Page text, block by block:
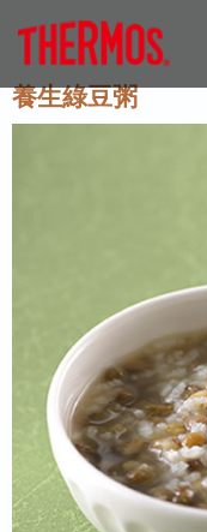
養生綠豆粥